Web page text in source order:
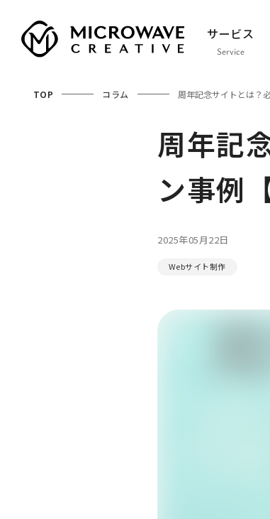
サービス
Service
TOP コラム 周年記念サイトとは？
周年記
ン事例
2025年05月22日
Webサイト制作